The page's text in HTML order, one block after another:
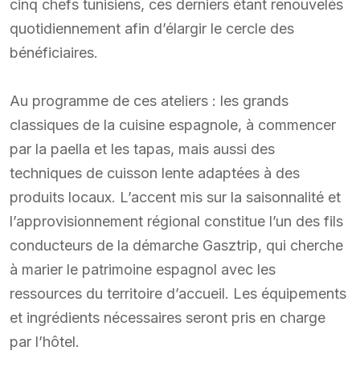
cinq chefs tunisiens, ces derniers étant renouvelés
quotidiennement afin d’élargir le cercle des
bénéficiaires.
Au programme de ces ateliers : les grands
classiques de la cuisine espagnole, à commencer
par la paella et les tapas, mais aussi des
techniques de cuisson lente adaptées à des
produits locaux. L’accent mis sur la saisonnalité et
l’approvisionnement régional constitue l’un des fils
conducteurs de la démarche Gasztrip, qui cherche
à marier le patrimoine espagnol avec les
ressources du territoire d’accueil. Les équipements
et ingrédients nécessaires seront pris en charge
par l’hôtel.